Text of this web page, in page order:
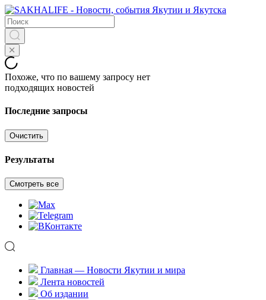
Похоже, что по вашему запросу нет
подходящих новостей
Последние запросы
Очистить
Результаты
Смотреть все
Главная — Новости Якутии и мира
Лента новостей
Об издании